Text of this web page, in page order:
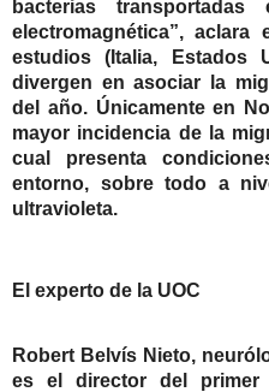
bacterias
electromagnética”, aclara
estudios (Italia, Estados
divergen en asociar la
del año. Únicamente en
mayor incidencia de la
cual presenta
entorno, sobre todo a
ultravioleta.
El experto de la UOC
Robert Belvís Nieto,
es el director del primer